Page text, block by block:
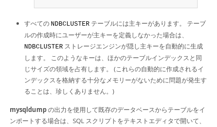
すべての NDBCLUSTER テーブルには主キーがあります。 テーブ
ルの作成時にユーザーが主キーを定義しなかった場合は、
NDBCLUSTER ストレージエンジンが隠し主キーを自動的に生成
します。 このようなキーは、ほかのテーブルインデックスと同
じサイズの領域を占有します。 (これらの自動的に作成されるイ
ンデックスを格納する十分なメモリーがないために問題が発生す
ることは、珍しくありません。)
mysqldumpの出力を使用して既存のデータベースからテーブルをイ
ンポートする場合は、SQL スクリプトをテキストエディタで開いて、